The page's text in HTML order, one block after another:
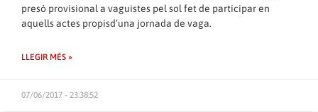
presó provisional a vaguistes pel sol fet de participar en
aquells actes propisd’una jornada de vaga.
LLEGIR MÉS »
07/06/2017 - 23:38:52